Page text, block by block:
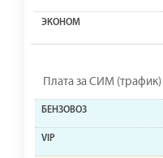
Плата за СИМ